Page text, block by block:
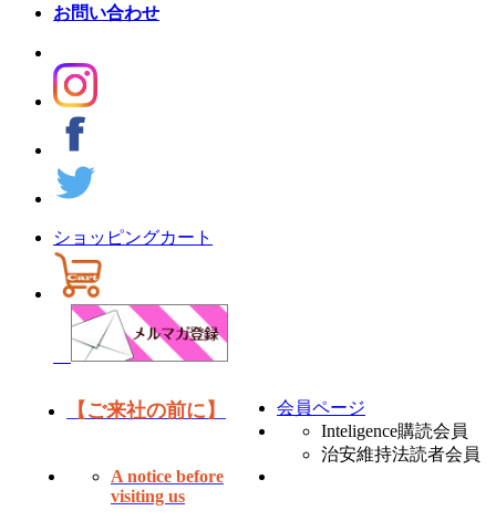
お問い合わせ
ショッピングカート
【ご来社の前に】
会員ページ
Inteligence購読会員
治安維持法読者会員
A notice before
visiting us